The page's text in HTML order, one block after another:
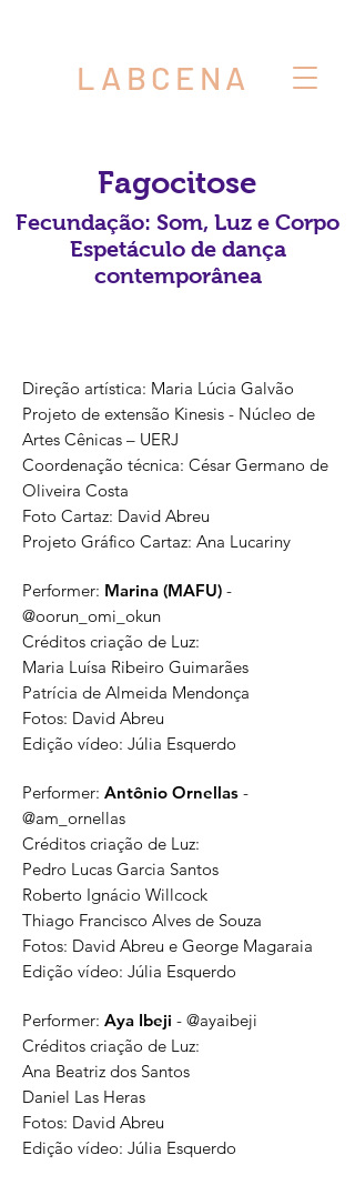
LABCENA
Fagocitose
Fecundação: Som, Luz e Corpo
Direção artística: Maria Lúcia Galvão
Projeto de extensão Kinesis - Núcleo de
Artes Cênicas – UERJ
Coordenação técnica: César Germano de
Oliveira Costa
Foto Cartaz: David Abreu
Projeto Gráfico Cartaz: Ana Lucariny
Performer: Marina (MAFU) -
@oorun_omi_okun
Créditos criação de Luz:
Maria Luísa Ribeiro Guimarães
Patrícia de Almeida Mendonça
Fotos: David Abreu
Edição vídeo: Júlia Esquerdo
Performer: Antônio Ornellas -
@am_ornellas
Créditos criação de Luz:
Pedro Lucas Garcia Santos
Roberto Ignácio Willcock
Thiago Francisco Alves de Souza
Fotos: David Abreu e George Magaraia
Edição vídeo: Júlia Esquerdo
Performer: Aya Ibeji - @ayaibeji
Créditos criação de Luz:
Ana Beatriz dos Santos
Daniel Las Heras
Fotos: David Abreu
Edição vídeo: Júlia Esquerdo
Espetáculo de dança
contemporânea